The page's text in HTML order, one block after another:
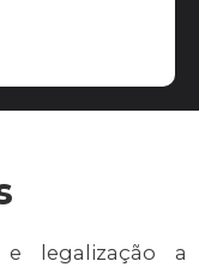
legalização a